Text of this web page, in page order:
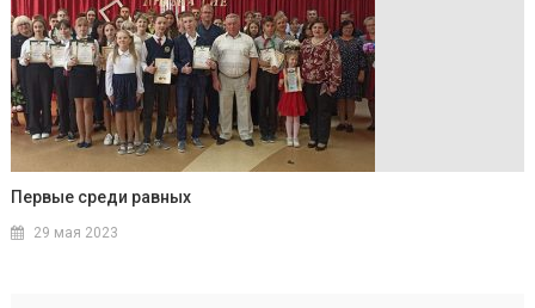
Первые среди равных
29 мая 2023